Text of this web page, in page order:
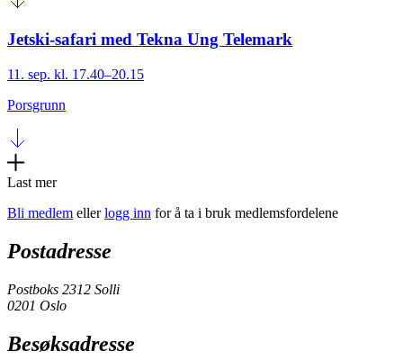
Jetski-safari med Tekna Ung Telemark
11. sep. kl. 17.40–20.15
Porsgrunn
Last mer
Bli medlem ellerlogg inn for å ta i bruk medlemsfordelene
Postadresse
Postboks 2312 Solli
0201 Oslo
Besøksadresse